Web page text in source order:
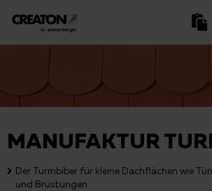
MANUFAKTUR
Der Turmbiber für kleine Dachflächen wie
und Brüstungen